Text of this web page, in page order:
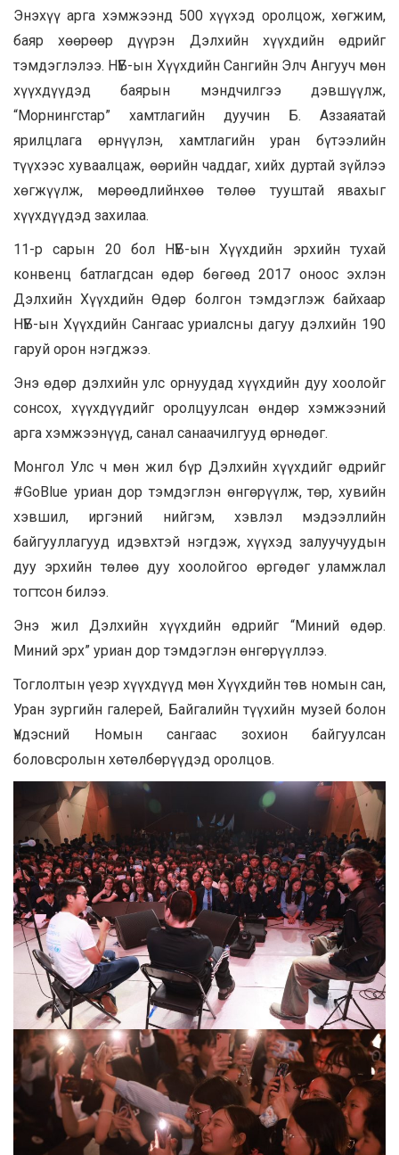
Энэхүү арга хэмжээнд 500 хүүхэд оролцож, хөгжим,
баяр хөөрөөр дүүрэн Дэлхийн хүүхдийн өдрийг
тэмдэглэлээ. НҮБ-ын Хүүхдийн Сангийн Элч Ангууч мөн
хүүхдүүдэд баярын мэндчилгээ дэвшүүлж,
“Морнингстар” хамтлагийн дуучин Б. Аззаяатай
ярилцлага өрнүүлэн, хамтлагийн уран бүтээлийн
түүхээс хуваалцаж, өөрийн чаддаг, хийх дуртай зүйлээ
хөгжүүлж, мөрөөдлийнхөө төлөө тууштай явахыг
хүүхдүүдэд захилаа.
11-р сарын 20 бол НҮБ-ын Хүүхдийн эрхийн тухай
конвенц батлагдсан өдөр бөгөөд 2017 оноос эхлэн
Дэлхийн Хүүхдийн Өдөр болгон тэмдэглэж байхаар
НҮБ-ын Хүүхдийн Сангаас уриалсны дагуу дэлхийн 190
гаруй орон нэгджээ.
Энэ өдөр дэлхийн улс орнуудад хүүхдийн дуу хоолойг
сонсох, хүүхдүүдийг оролцуулсан өндөр хэмжээний
арга хэмжээнүүд, санал санаачилгууд өрнөдөг.
Монгол Улс ч мөн жил бүр Дэлхийн хүүхдийг өдрийг
#GoBlue уриан дор тэмдэглэн өнгөрүүлж, төр, хувийн
хэвшил, иргэний нийгэм, хэвлэл мэдээллийн
байгууллагууд идэвхтэй нэгдэж, хүүхэд залуучуудын
дуу эрхийн төлөө дуу хоолойгоо өргөдөг уламжлал
тогтсон билээ.
Энэ жил Дэлхийн хүүхдийн өдрийг “Миний өдөр.
Миний эрх” уриан дор тэмдэглэн өнгөрүүллээ.
Тоглолтын үеэр хүүхдүүд мөн Хүүхдийн төв номын сан,
Уран зургийн галерей, Байгалийн түүхийн музей болон
Үндэсний Номын сангаас зохион байгуулсан
боловсролын хөтөлбөрүүдэд оролцов.